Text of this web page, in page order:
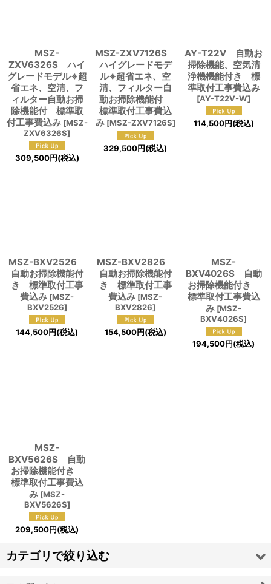
MSZ-
ZXV6326S ハイ
グレードモデル※超
省エネ、空清、フ
ィルター自動お掃
除機能付 標準取
付工事費込み [MSZ-
ZXV6326S]
309,500円(税込)
MSZ-ZXV7126S
ハイグレードモデ
ル※超省エネ、空
清、フィルター自
動お掃除機能付
標準取付工事費込
み [MSZ-ZXV7126S]
329,500円(税込)
AY-T22V 自動お
掃除機能、空気清
浄機機能付き 標
準取付工事費込み
[AY-T22V-W]
114,500円(税込)
MSZ-BXV2526
自動お掃除機能付
き 標準取付工事
費込み [MSZ-
BXV2526]
144,500円(税込)
MSZ-BXV2826
自動お掃除機能付
き 標準取付工事
費込み [MSZ-
BXV2826]
154,500円(税込)
MSZ-
BXV4026S 自動
お掃除機能付き
標準取付工事費込
み [MSZ-
BXV4026S]
194,500円(税込)
MSZ-
BXV5626S 自動
お掃除機能付き
標準取付工事費込
み [MSZ-
BXV5626S]
209,500円(税込)
カテゴリで絞り込む